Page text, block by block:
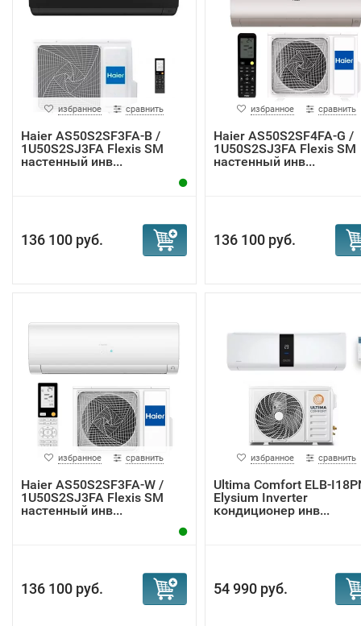
избранное сравнить
Haier AS50S2SF3FA-B /
1U50S2SJ3FA Flexis SM
настенный инв...
136 100 руб.
избранное сравнить
Haier AS50S2SF4FA-G /
1U50S2SJ3FA Flexis SM
настенный инв...
136 100 руб.
избранное сравнить
Haier AS50S2SF3FA-W /
1U50S2SJ3FA Flexis SM
настенный инв...
136 100 руб.
избранное сравнить
Ultima Comfort ELB-
Elysium Inverter
кондиционер инв...
54 990 руб.